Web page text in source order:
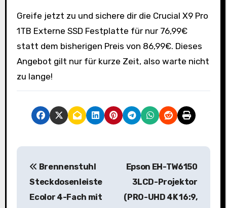
Greife jetzt zu und sichere dir die Crucial X9 Pro
1TB Externe SSD Festplatte für nur 76,99€
statt dem bisherigen Preis von 86,99€. Dieses
Angebot gilt nur für kurze Zeit, also warte nicht
zu lange!
B
Brennenstuhl
Steckdosenleiste
Ecolor 4-Fach mit
Epson EH-TW6150
3LCD-Projektor
(PRO-UHD 4K 16:9,